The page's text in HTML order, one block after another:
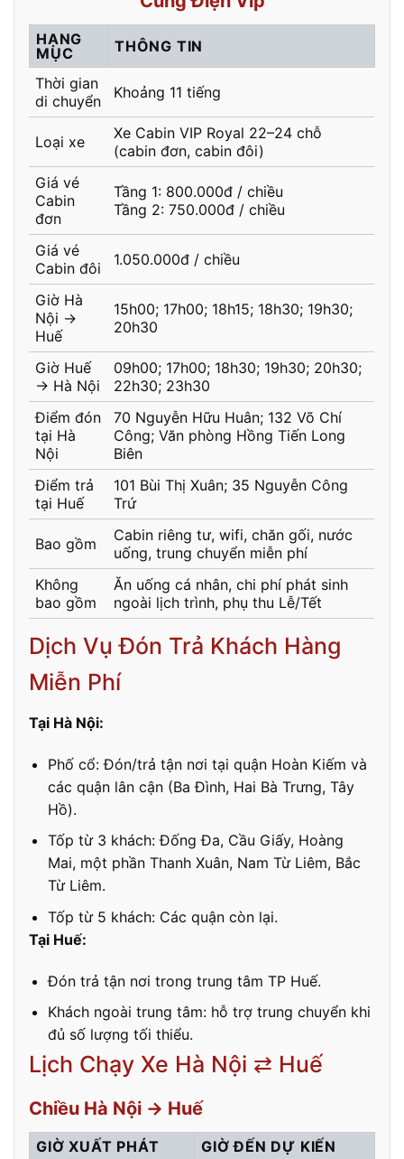
HẠNG
MỤC
THÔNG TIN
Thời gian
di chuyển
Khoảng 11 tiếng
Loại xe
Xe Cabin VIP Royal 22–24 chỗ
(cabin đơn, cabin đôi)
Giá vé
Cabin
đơn
Tầng 1: 800.000đ / chiều
Tầng 2: 750.000đ / chiều
Giá vé
Cabin đôi
1.050.000đ / chiều
Giờ Hà
Nội →
Huế
15h00; 17h00; 18h15; 18h30; 19h30;
20h30
Giờ Huế
→ Hà Nội
09h00; 17h00; 18h30; 19h30; 20h30;
22h30; 23h30
Điểm đón
tại Hà
Nội
70 Nguyễn Hữu Huân; 132 Võ Chí
Công; Văn phòng Hồng Tiến Long
Biên
Điểm trả
tại Huế
101 Bùi Thị Xuân; 35 Nguyễn Công
Trứ
Bao gồm
Cabin riêng tư, wifi, chăn gối, nước
uống, trung chuyển miễn phí
Không
bao gồm
Ăn uống cá nhân, chi phí phát sinh
ngoài lịch trình, phụ thu Lễ/Tết
Dịch Vụ Đón Trả Khách Hàng
Miễn Phí
Tại Hà Nội:
Phố cổ: Đón/trả tận nơi tại quận Hoàn Kiếm và
các quận lân cận (Ba Đình, Hai Bà Trưng, Tây
Hồ).
Tốp từ 3 khách: Đống Đa, Cầu Giấy, Hoàng
Mai, một phần Thanh Xuân, Nam Từ Liêm, Bắc
Từ Liêm.
Tốp từ 5 khách: Các quận còn lại.
Tại Huế:
Đón trả tận nơi trong trung tâm TP Huế.
Khách ngoài trung tâm: hỗ trợ trung chuyển khi
đủ số lượng tối thiểu.
Lịch Chạy Xe Hà Nội ⇄ Huế
Chiều Hà Nội → Huế
GIỜ XUẤT PHÁT
GIỜ ĐẾN DỰ KIẾN